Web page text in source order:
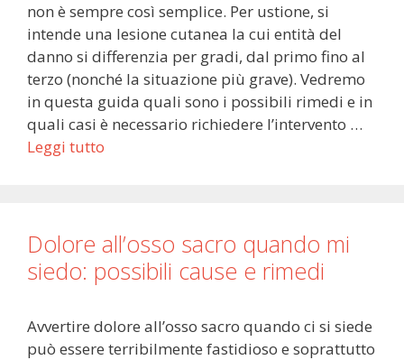
non è sempre così semplice. Per ustione, si
intende una lesione cutanea la cui entità del
danno si differenzia per gradi, dal primo fino al
terzo (nonché la situazione più grave). Vedremo
in questa guida quali sono i possibili rimedi e in
quali casi è necessario richiedere l’intervento …
Leggi tutto
Dolore all’osso sacro quando mi
siedo: possibili cause e rimedi
Avvertire dolore all’osso sacro quando ci si siede
può essere terribilmente fastidioso e soprattutto